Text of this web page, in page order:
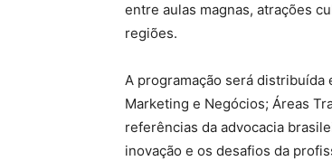
entre aulas magnas, atrações
regiões.
A programação será
Marketing e Negócios; Áreas
referências da advocacia
inovação e os desafios da